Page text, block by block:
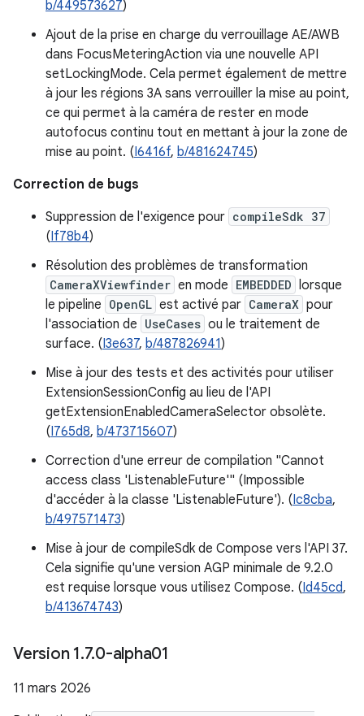
b/449573627)
Ajout de la prise en charge du verrouillage AE/AWB
dans FocusMeteringAction via une nouvelle API
setLockingMode. Cela permet également de mettre
à jour les régions 3A sans verrouiller la mise au point,
ce qui permet à la caméra de rester en mode
autofocus continu tout en mettant à jour la zone de
mise au point. (I6416f, b/481624745)
Correction de bugs
Suppression de l'exigence pour compileSdk 37
(If78b4)
Résolution des problèmes de transformation
CameraXViewfinder en mode EMBEDDED lorsque
le pipeline OpenGL est activé par CameraX pour
l'association de UseCases ou le traitement de
surface. (I3e637, b/487826941)
Mise à jour des tests et des activités pour utiliser
ExtensionSessionConfig au lieu de l'API
getExtensionEnabledCameraSelector obsolète.
(I765d8, b/473715607)
Correction d'une erreur de compilation "Cannot
access class 'ListenableFuture'" (Impossible
d'accéder à la classe 'ListenableFuture'). (Ic8cba,
b/497571473)
Mise à jour de compileSdk de Compose vers l'API 37.
Cela signifie qu'une version AGP minimale de 9.2.0
est requise lorsque vous utilisez Compose. (Id45cd,
b/413674743)
Version 1.7.0-alpha01
11 mars 2026